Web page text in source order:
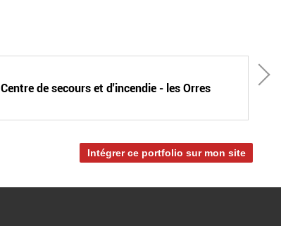
Centre de secours et d'incendie - les Orres
Intégrer ce portfolio sur mon site